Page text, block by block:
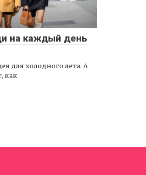
на каждый день
для холодного лета. А
как